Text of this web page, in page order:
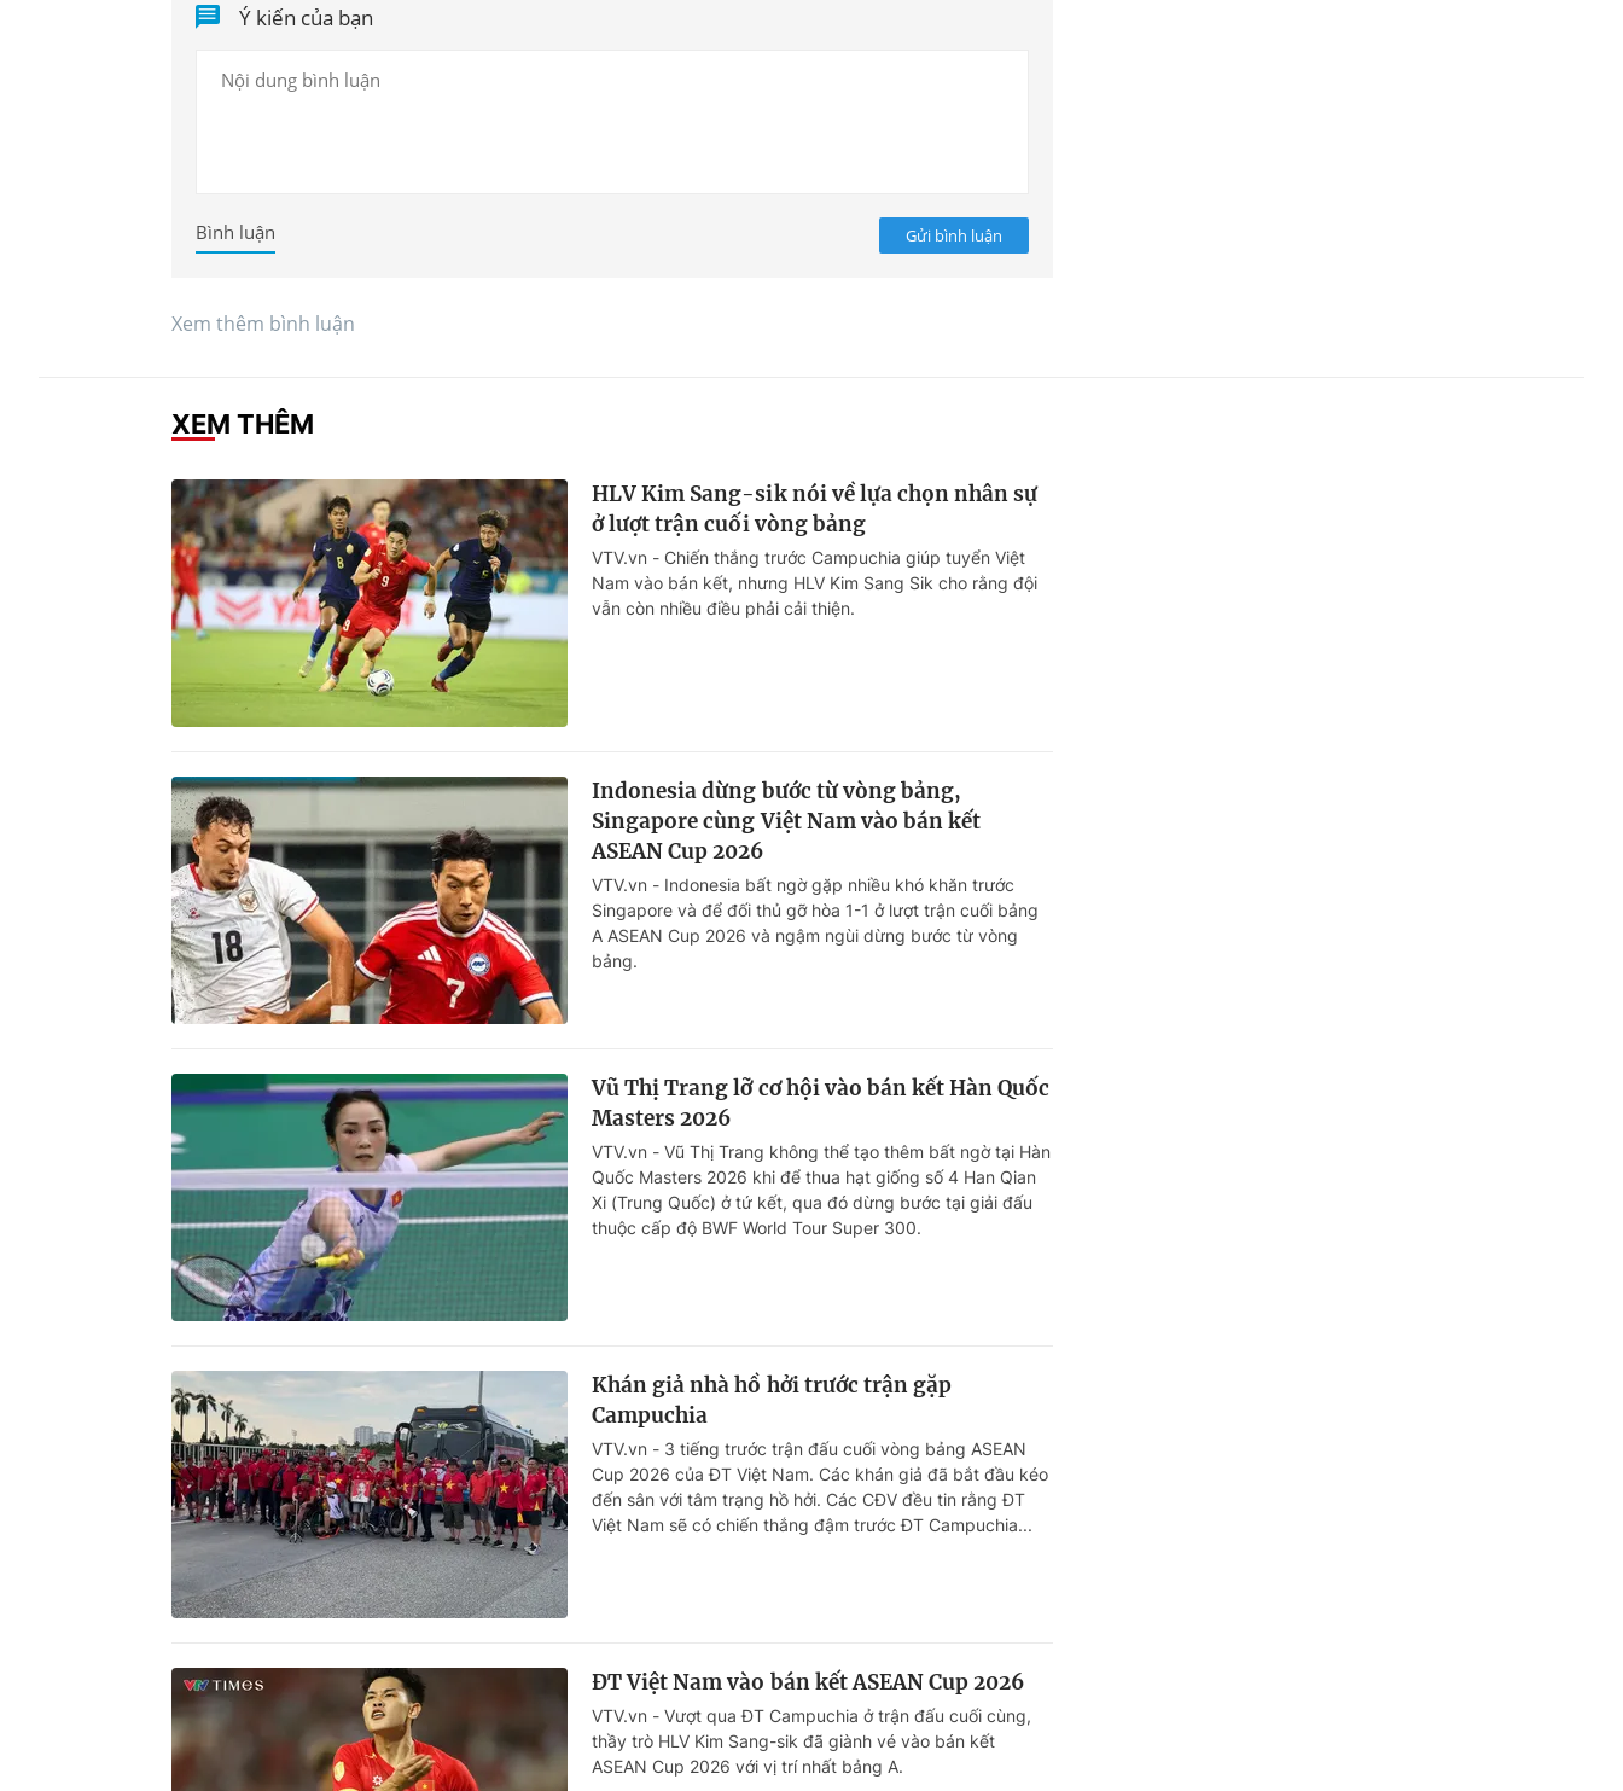
Ý kiến của bạn
Gửi bình luận
Bình luận
Xem thêm bình luận
XEM THÊM
HLV Kim Sang-sik nói về lựa chọn nhân sự
ở lượt trận cuối vòng bảng
VTV.vn - Chiến thắng trước Campuchia giúp tuyển Việt
Nam vào bán kết, nhưng HLV Kim Sang Sik cho rằng đội
vẫn còn nhiều điều phải cải thiện.
Indonesia dừng bước từ vòng bảng,
Singapore cùng Việt Nam vào bán kết
ASEAN Cup 2026
VTV.vn - Indonesia bất ngờ gặp nhiều khó khăn trước
Singapore và để đối thủ gỡ hòa 1-1 ở lượt trận cuối bảng
A ASEAN Cup 2026 và ngậm ngùi dừng bước từ vòng
bảng.
Vũ Thị Trang lỡ cơ hội vào bán kết Hàn Quốc
Masters 2026
VTV.vn - Vũ Thị Trang không thể tạo thêm bất ngờ tại Hàn
Quốc Masters 2026 khi để thua hạt giống số 4 Han Qian
Xi (Trung Quốc) ở tứ kết, qua đó dừng bước tại giải đấu
thuộc cấp độ BWF World Tour Super 300.
Khán giả nhà hồ hởi trước trận gặp
Campuchia
VTV.vn - 3 tiếng trước trận đấu cuối vòng bảng ASEAN
Cup 2026 của ĐT Việt Nam. Các khán giả đã bắt đầu kéo
đến sân với tâm trạng hồ hởi. Các CĐV đều tin rằng ĐT
Việt Nam sẽ có chiến thắng đậm trước ĐT Campuchia...
ĐT Việt Nam vào bán kết ASEAN Cup 2026
VTV.vn - Vượt qua ĐT Campuchia ở trận đấu cuối cùng,
thầy trò HLV Kim Sang-sik đã giành vé vào bán kết
ASEAN Cup 2026 với vị trí nhất bảng A.